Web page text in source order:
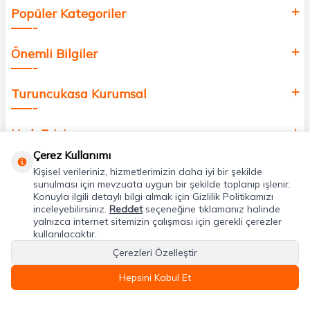
Popüler Kategoriler
Önemli Bilgiler
Turuncukasa Kurumsal
Hızlı Erişim
Uygulamalarımız
Adres & İletişim
Çerez Kullanımı
Kişisel verileriniz, hizmetlerimizin daha iyi bir şekilde
sunulması için mevzuata uygun bir şekilde toplanıp işlenir.
Konuyla ilgili detaylı bilgi almak için Gizlilik Politikamızı
inceleyebilirsiniz. Reddetseçeneğine tıklamanız halinde
yalnızca internet sitemizin çalışması için gerekli çerezler
kullanılacaktır.
Çerezleri Özelleştir
Hepsini Kabul Et